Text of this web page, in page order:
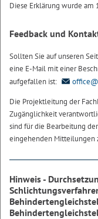
Diese Erklärung wurde am
Feedback und
Sollten Sie auf unseren
eine E-Mail mit einer
aufgefallen ist:
Die Projektleitung der
Zugänglichkeit
sind für die Bearbeitung
eingehenden Mitteilungen
Hinweis -